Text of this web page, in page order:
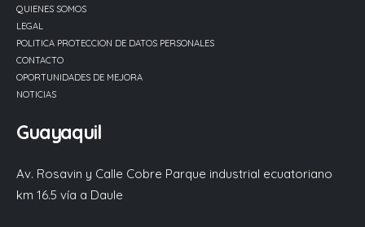
QUIENES SOMOS
LEGAL
POLITICA PROTECCION DE DATOS PERSONALES
CONTACTO
OPORTUNIDADES DE MEJORA
NOTICIAS
Guayaquil
Av. Rosavin y Calle Cobre Parque industrial ecuatoriano
km 16.5 vía a Daule